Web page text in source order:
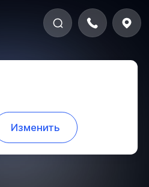
Изменить